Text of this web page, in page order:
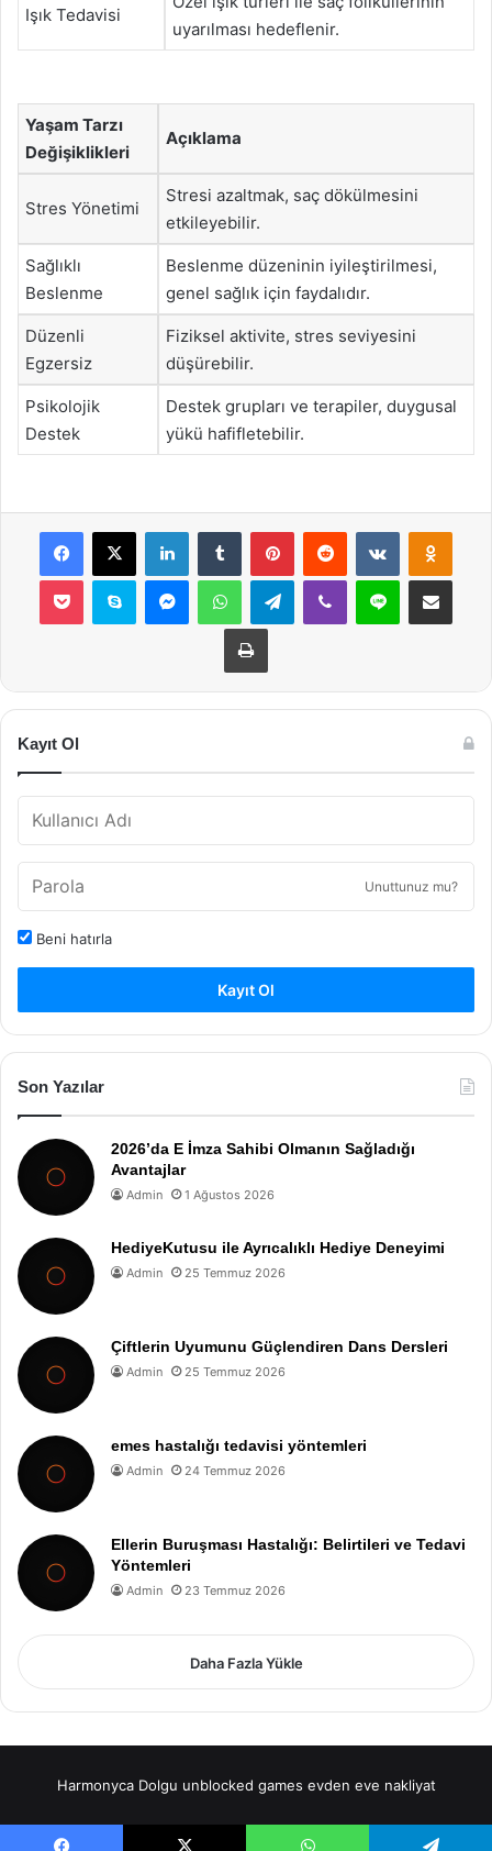
Işık Tedavisi
uyarılması hedeflenir.
Yaşam Tarzı
Değişiklikleri
Açıklama
Stres Yönetimi
Stresi azaltmak, saç dökülmesini
etkileyebilir.
Sağlıklı
Beslenme
Beslenme düzeninin iyileştirilmesi,
genel sağlık için faydalıdır.
Düzenli
Egzersiz
Fiziksel aktivite, stres seviyesini
düşürebilir.
Psikolojik
Destek
Destek grupları ve terapiler, duygusal
yükü hafifletebilir.
Facebook
X LinkedInTumblr PinterestReddit VKontakte
Pocket Skype MessengerWhatsAppTelegramViber Line E-Posta ile
Yazdır
Kayıt Ol
Unuttunuz mu?
Beni hatırla
Kayıt Ol
Son Yazılar
2026’da E İmza Sahibi Olmanın Sağladığı
Avantajlar
Admin 1 Ağustos 2026
HediyeKutusu ile Ayrıcalıklı Hediye Deneyimi
Admin 25 Temmuz 2026
Çiftlerin Uyumunu Güçlendiren Dans Dersleri
Admin 25 Temmuz 2026
emes hastalığı tedavisi yöntemleri
Admin 24 Temmuz 2026
Ellerin Buruşması Hastalığı: Belirtileri ve Tedavi
Yöntemleri
Admin 23 Temmuz 2026
Daha Fazla Yükle
Harmonyca Dolgu unblocked games evden eve nakliyat